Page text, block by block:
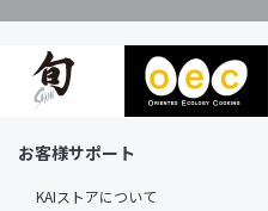
お客様サポート
KAIストアについて